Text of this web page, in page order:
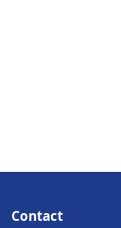
Contact